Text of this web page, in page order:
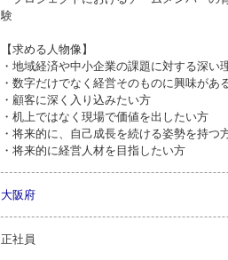
験
【求める人物像】
・地域経済や中小企業の課題に対する深
・数字だけでなく経営そのものに興味があ
・顧客に深く入り込みたい方
・机上ではなく現場で価値を出したい方
・将来的に、自己成長を続ける姿勢を持つ
・将来的に経営人材を目指したい方
大阪府
正社員